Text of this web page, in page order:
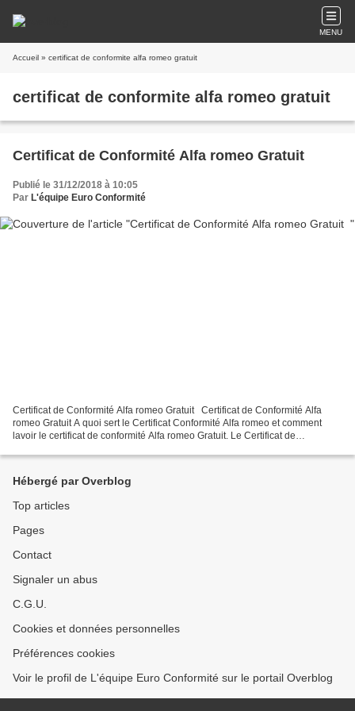
MENU
Accueil » certificat de conformite alfa romeo gratuit
certificat de conformite alfa romeo gratuit
Certificat de Conformité Alfa romeo Gratuit
Publié le 31/12/2018 à 10:05
Par L'équipe Euro Conformité
Certificat de Conformité Alfa romeo Gratuit Certificat de Conformité Alfa
romeo Gratuit A quoi sert le Certificat Conformité Alfa romeo et comment
lavoir le certificat de conformité Alfa romeo Gratuit. Le Certificat de
Hébergé par Overblog
Top articles
Pages
Contact
Signaler un abus
C.G.U.
Cookies et données personnelles
Préférences cookies
Voir le profil de L'équipe Euro Conformité sur le portail Overblog